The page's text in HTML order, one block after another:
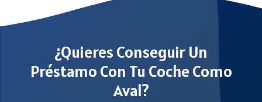
¿Quieres Conseguir Un
Préstamo Con Tu Coche Como
Aval?